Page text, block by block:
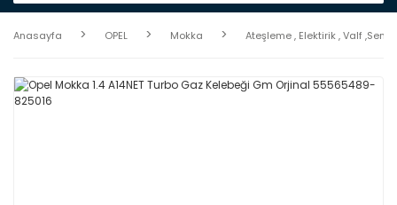
Anasayfa OPEL Mokka Ateşleme , Elektirik , Valf